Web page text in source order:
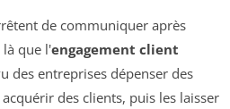
de communiquer après
là que l'engagement client
des entreprises dépenser des
des clients, puis les laisser